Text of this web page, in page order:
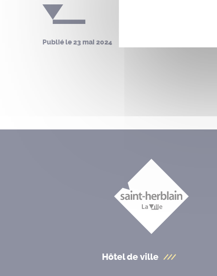
Publié le23 mai 2024
Hôtel de ville